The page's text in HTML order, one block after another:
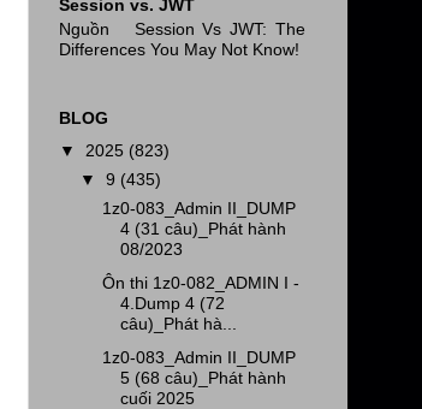
Session vs. JWT
Nguồn Session Vs JWT: The
Differences You May Not Know!
BLOG
▼ 2025 (823)
▼9 (435)
1z0-083_Admin II_DUMP
4 (31 câu)_Phát hành
08/2023
Ôn thi 1z0-082_ADMIN I -
4.Dump 4 (72
câu)_Phát hà...
1z0-083_Admin II_DUMP
5 (68 câu)_Phát hành
cuối 2025